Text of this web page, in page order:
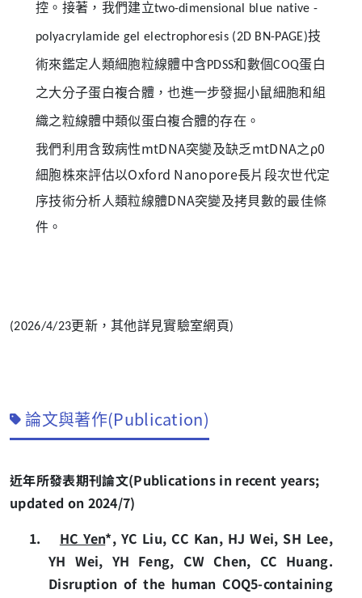
控。接著，我們建立two-dimensional blue native -
polyacrylamide gel electrophoresis (2D BN-PAGE)技
術來鑑定人類細胞粒線體中含PDSS和數個COQ蛋白
之大分子蛋白複合體，也進一步發掘小鼠細胞和組
織之粒線體中類似蛋白複合體的存在。
我們利用含致病性mtDNA突變及缺乏mtDNA之ρ0
細胞株來評估以Oxford Nanopore長片段次世代定
序技術分析人類粒線體DNA突變及拷貝數的最佳條
件。
(2026/4/23更新，其他詳見實驗室網頁)
論文與著作(Publication)
近年所發表期刊論文(Publications in recent years;
updated on 2024/7)
1. HC Yen*, YC Liu, CC Kan, HJ Wei, SH Lee,
YH Wei, YH Feng, CW Chen, CC Huang.
Disruption of the human COQ5-containing